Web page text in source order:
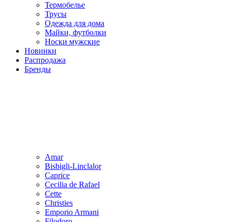
Термобелье
Трусы
Одежда для дома
Майки, футболки
Носки мужские
Новинки
Распродажа
Бренды
Amar
Bisbigli-Linclalor
Caprice
Cecilia de Rafael
Cette
Christies
Emporio Armani